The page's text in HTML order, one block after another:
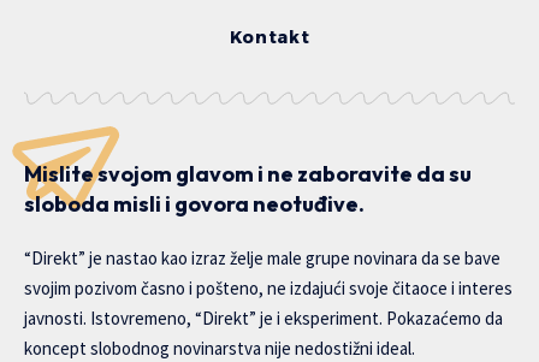
Kontakt
Mislite svojom glavom i ne zaboravite da su
sloboda misli i govora neotuđive.
“Direkt” je nastao kao izraz želje male grupe novinara da se bave
svojim pozivom časno i pošteno, ne izdajući svoje čitaoce i interes
javnosti. Istovremeno, “Direkt” je i eksperiment. Pokazaćemo da
koncept slobodnog novinarstva nije nedostižni ideal.